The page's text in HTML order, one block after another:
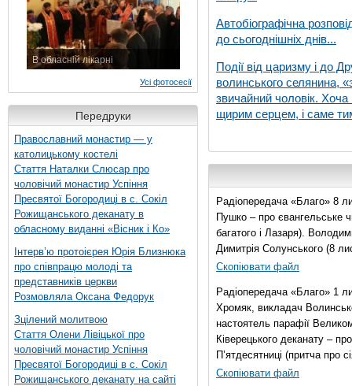
В обласній лікарні
Усі фотосесії
Передруки
Православний монастир — у
католицькому костелі
Стаття Наталки Слюсар про
чоловічий монастир Успіння
Пресвятої Богородиці в с. Сокіл
Рожищанського деканату в
обласному виданні «Вісник і Ко»
Інтерв’ю протоієрея Юрія Близнюка
про співпрацю молоді та
представників церкви
Розмовляла Оксана Федорук
Зцілений молитвою
Стаття Олени Лівіцької про
чоловічий монастир Успіння
Пресвятої Богородиці в с. Сокіл
Рожищанського деканату на сайті
Автобіографічна
до сьогоднішніх днів...
Події від царизму і до
волинського селянина,
звичайний чоловік. Хоча
щирим серцем, і саме
Радіопередача «Благо» 8
Пушко – про євангельське
багатого і Лазаря).
Димитрія Солунського (8
Скопіювати файл
Радіопередача «Благо» 1
Хромяк, викладач
настоятель парафії
Ківерецького деканату –
П’ятдесятниці (притча про
Скопіювати файл